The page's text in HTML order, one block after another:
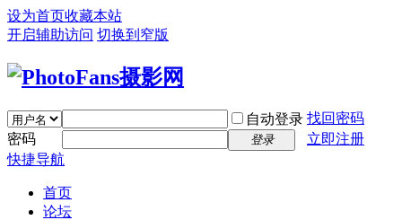
设为首页收藏本站
开启辅助访问 切换到窄版
自动登录 找回密码
密码
登录
立即注册
快捷导航
首页
论坛